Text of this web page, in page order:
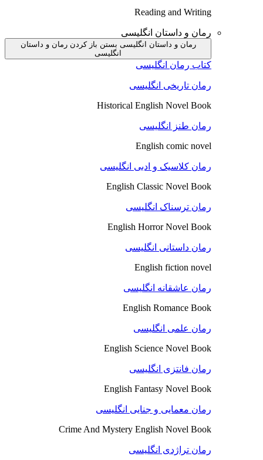
Reading and Writing
رمان و داستان انگلیسی
رمان و داستان انگلیسی بستن باز کردن رمان و داستان
انگلیسی
کتاب رمان انگلیسی
رمان تاریخی انگلیسی
Historical English Novel Book
رمان طنز انگلیسی
English comic novel
رمان کلاسیک و ادبی انگلیسی
English Classic Novel Book
رمان ترسناک انگلیسی
English Horror Novel Book
رمان داستانی انگلیسی
English fiction novel
رمان عاشقانه انگلیسی
English Romance Book
رمان علمی انگلیسی
English Science Novel Book
رمان فانتزی انگلیسی
English Fantasy Novel Book
رمان معمایی و جنایی انگلیسی
Crime And Mystery English Novel Book
رمان تراژدی انگلیسی